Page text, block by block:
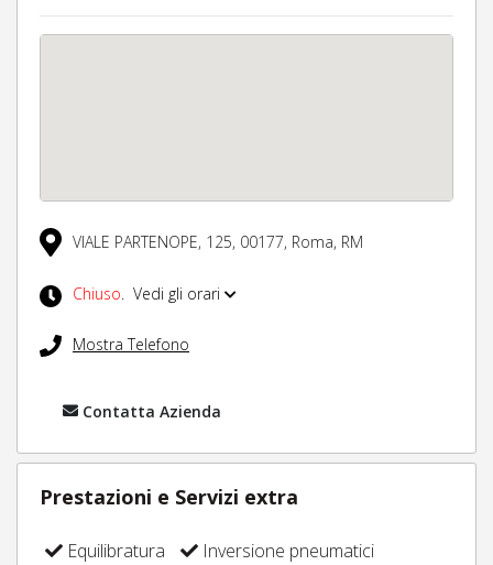
VIALE PARTENOPE, 125, 00177, Roma, RM
Chiuso. Vedi gli orari
Mostra Telefono
Contatta Azienda
Prestazioni e Servizi extra
Equilibratura
Inversione pneumatici